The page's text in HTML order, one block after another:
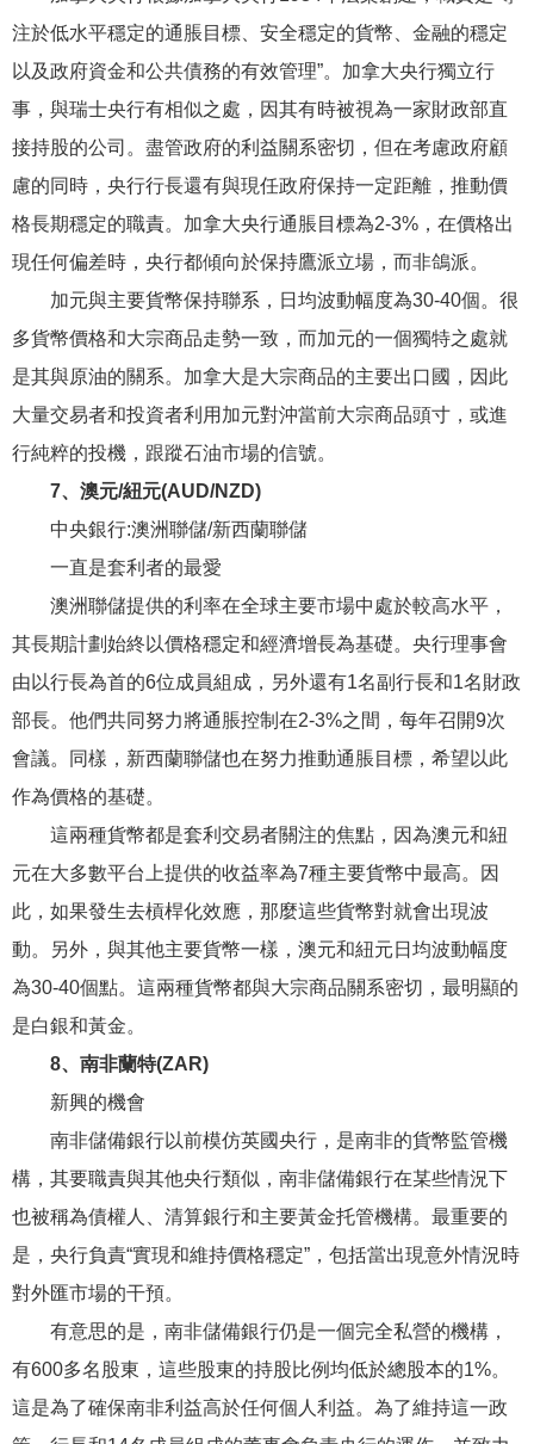
注於低水平穩定的通脹目標、安全穩定的貨幣、金融的穩定
以及政府資金和公共債務的有效管理”。加拿大央行獨立行
事，與瑞士央行有相似之處，因其有時被視為一家財政部直
接持股的公司。盡管政府的利益關系密切，但在考慮政府顧
慮的同時，央行行長還有與現任政府保持一定距離，推動價
格長期穩定的職責。加拿大央行通脹目標為2-3%，在價格出
現任何偏差時，央行都傾向於保持鷹派立場，而非鴿派。
加元與主要貨幣保持聯系，日均波動幅度為30-40個。很
多貨幣價格和大宗商品走勢一致，而加元的一個獨特之處就
是其與原油的關系。加拿大是大宗商品的主要出口國，因此
大量交易者和投資者利用加元對沖當前大宗商品頭寸，或進
行純粹的投機，跟蹤石油市場的信號。
7、澳元/紐元(AUD/NZD)
中央銀行:澳洲聯儲/新西蘭聯儲
一直是套利者的最愛
澳洲聯儲提供的利率在全球主要市場中處於較高水平，
其長期計劃始終以價格穩定和經濟增長為基礎。央行理事會
由以行長為首的6位成員組成，另外還有1名副行長和1名財政
部長。他們共同努力將通脹控制在2-3%之間，每年召開9次
會議。同樣，新西蘭聯儲也在努力推動通脹目標，希望以此
作為價格的基礎。
這兩種貨幣都是套利交易者關注的焦點，因為澳元和紐
元在大多數平台上提供的收益率為7種主要貨幣中最高。因
此，如果發生去槓桿化效應，那麼這些貨幣對就會出現波
動。另外，與其他主要貨幣一樣，澳元和紐元日均波動幅度
為30-40個點。這兩種貨幣都與大宗商品關系密切，最明顯的
是白銀和黃金。
8、南非蘭特(ZAR)
新興的機會
南非儲備銀行以前模仿英國央行，是南非的貨幣監管機
構，其要職責與其他央行類似，南非儲備銀行在某些情況下
也被稱為債權人、清算銀行和主要黃金托管機構。最重要的
是，央行負責“實現和維持價格穩定”，包括當出現意外情況時
對外匯市場的干預。
有意思的是，南非儲備銀行仍是一個完全私營的機構，
有600多名股東，這些股東的持股比例均低於總股本的1%。
這是為了確保南非利益高於任何個人利益。為了維持這一政